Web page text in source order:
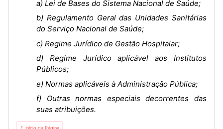
a) Lei de Bases do Sistema Nacional de Saúde;
b) Regulamento Geral das Unidades Sanitárias
do Serviço Nacional de Saúde;
c) Regime Jurídico de Gestão Hospitalar;
d) Regime Jurídico aplicável aos Institutos
Públicos;
e) Normas aplicáveis à Administração Pública;
f) Outras normas especiais decorrentes das
suas atribuições.
⇡ Início da Página